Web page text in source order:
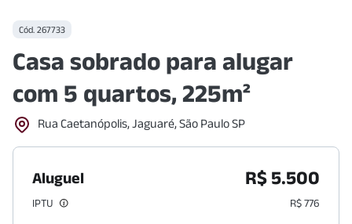
Cód. 267733
Casa sobrado para alugar
com 5 quartos, 225m²
Rua Caetanópolis, Jaguaré, São Paulo SP
Aluguel R$ 5.500
IPTU R$ 776